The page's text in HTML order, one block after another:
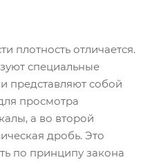
плотность отличается.
специальные
собой
просмотра
а во второй
дробь. Это
по принципу закона